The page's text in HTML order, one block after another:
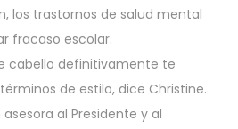
los trastornos de salud mental
fracaso escolar.
cabello definitivamente te
de estilo, dice Christine.
al Presidente y al